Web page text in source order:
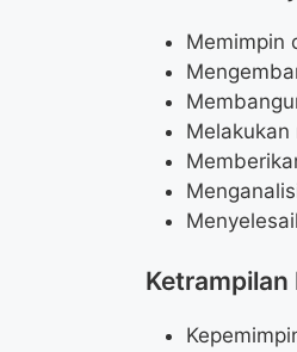
Memimpin
Ketrampilan